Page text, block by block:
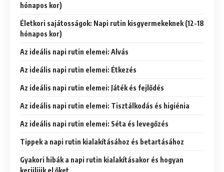
hónapos kor)
Életkori sajátosságok: Napi rutin kisgyermekeknek (12-18
hónapos kor)
Az ideális napi rutin elemei: Alvás
Az ideális napi rutin elemei: Étkezés
Az ideális napi rutin elemei: Játék és fejlődés
Az ideális napi rutin elemei: Tisztálkodás és higiénia
Az ideális napi rutin elemei: Séta és levegőzés
Tippek a napi rutin kialakításához és betartásához
Gyakori hibák a napi rutin kialakításakor és hogyan
kerüljük el őket